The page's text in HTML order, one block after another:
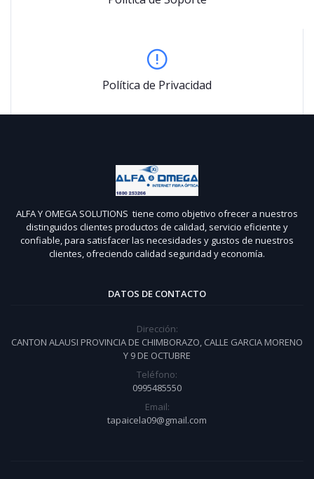
Política de Privacidad
ALFA Y OMEGA SOLUTIONS tiene como objetivo ofrecer a nuestros
distinguidos clientes productos de calidad, servicio eficiente y
confiable, para satisfacer las necesidades y gustos de nuestros
clientes, ofreciendo calidad seguridad y economía.
DATOS DE CONTACTO
Dirección:
CANTON ALAUSI PROVINCIA DE CHIMBORAZO, CALLE GARCIA MORENO
Y 9 DE OCTUBRE
Teléfono:
0995485550
Email:
tapaicela09@gmail.com